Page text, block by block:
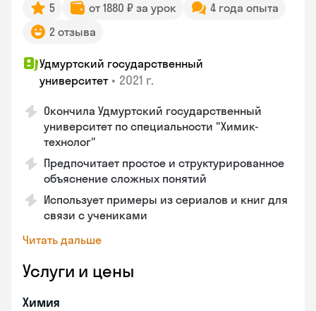
5 от 1880 ₽ за урок
4 года опыта
2 отзыва
Удмуртский государственный
университет • 2021 г.
Окончила Удмуртский государственный
университет по специальности "Химик-
технолог"
Предпочитает простое и структурированное
объяснение сложных понятий
Использует примеры из сериалов и книг для
связи с учениками
Читать дальше
Услуги и цены
Химия